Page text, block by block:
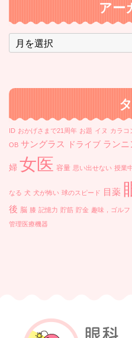
アー
ア
ー
ブ
ID おかげさまで21周年 お題 イヌ カラコ
OB サングラス ドライブ ランニ
婦 女医 容量 思い出せない 授業
なる 犬 犬が怖い 球のスピード 目薬
後 脳 膝 記憶力 貯筋 貯金 趣味，ゴルフ
管理医療機器